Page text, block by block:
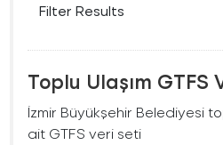
Filter Results
Toplu Ulaşım GTFS
İzmir Büyükşehir Belediyesi
ait GTFS veri seti